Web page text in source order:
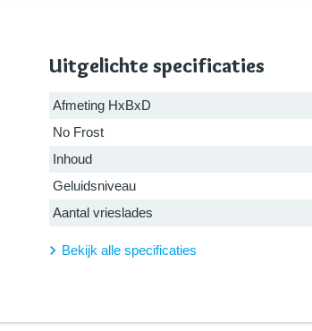
Uitgelichte specificaties
Afmeting HxBxD
No Frost
Inhoud
Geluidsniveau
Aantal vrieslades
Bekijk alle specificaties